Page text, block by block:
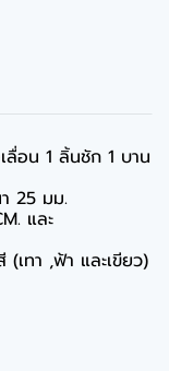
ลื่อน 1 ลิ้นชัก 1 บาน
25 มม.
และ
เทา ,ฟ้า และเขียว)